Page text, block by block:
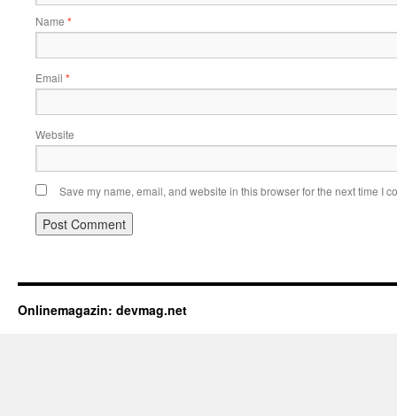
Name *
Email *
Website
Save my name, email, and website in this browser for the next time I
Onlinemagazin: devmag.net